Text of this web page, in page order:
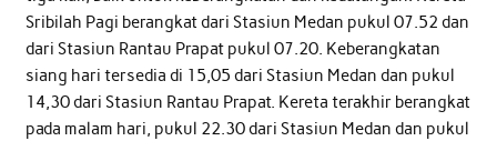
Sribilah Pagi berangkat dari Stasiun Medan pukul 07.52 dan
dari Stasiun Rantau Prapat pukul 07.20. Keberangkatan
siang hari tersedia di 15,05 dari Stasiun Medan dan pukul
14,30 dari Stasiun Rantau Prapat. Kereta terakhir berangkat
pada malam hari, pukul 22.30 dari Stasiun Medan dan pukul